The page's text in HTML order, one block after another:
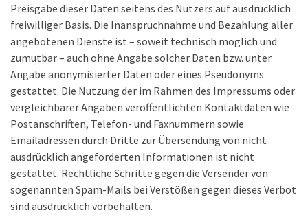
Preisgabe dieser Daten seitens des Nutzers auf ausdrücklich
freiwilliger Basis. Die Inanspruchnahme und Bezahlung aller
angebotenen Dienste ist – soweit technisch möglich und
zumutbar – auch ohne Angabe solcher Daten bzw. unter
Angabe anonymisierter Daten oder eines Pseudonyms
gestattet. Die Nutzung der im Rahmen des Impressums oder
vergleichbarer Angaben veröffentlichten Kontaktdaten wie
Postanschriften, Telefon- und Faxnummern sowie
Emailadressen durch Dritte zur Übersendung von nicht
ausdrücklich angeforderten Informationen ist nicht
gestattet. Rechtliche Schritte gegen die Versender von
sogenannten Spam-Mails bei Verstößen gegen dieses Verbot
sind ausdrücklich vorbehalten.